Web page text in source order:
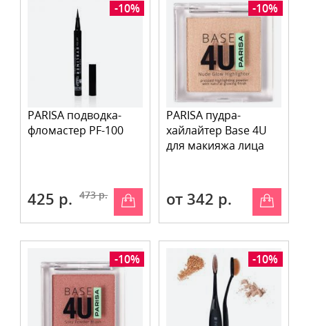
-10%
PARISA подводка-
фломастер PF-100
425 р. 473 р.
-10%
PARISA пудра-
хайлайтер Base 4U
для макияжа лица
от 342 р.
-10% -10%